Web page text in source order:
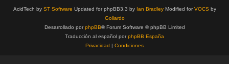
AcidTech by ST Software Updated for phpBB3.3 by Ian BradleyModified forVOCSby
Goliardo
Desarrollado porphpBB® Forum Software © phpBB Limited
Traducción al español porphpBB España
Privacidad | Condiciones